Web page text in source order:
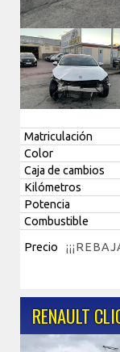
Matriculación
Color
Caja de cambios
Kilómetros
Potencia
Combustible
Precio
RENAULT